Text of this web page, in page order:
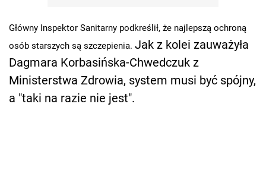
Główny Inspektor Sanitarny podkreślił, że najlepszą ochroną
osób starszych są szczepienia. Jak z kolei zauważyła
Dagmara Korbasińska-Chwedczuk z
Ministerstwa Zdrowia, system musi być spójny,
a "taki na razie nie jest".